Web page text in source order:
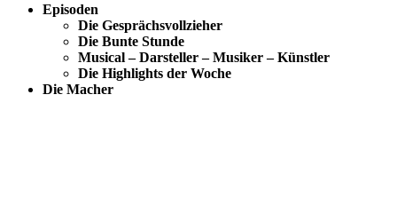
Episoden
Die Gesprächsvollzieher
Die Bunte Stunde
Musical – Darsteller – Musiker – Künstler
Die Highlights der Woche
Die Macher